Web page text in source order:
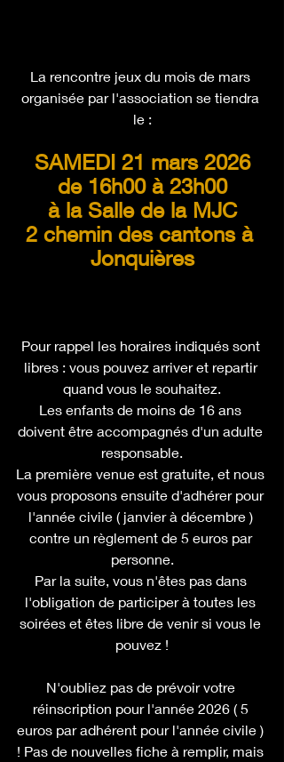
La rencontre jeux du mois de mars
organisée par l'association se tiendra
le :
SAMEDI 21 mars 2026
de 16h00 à 23h00
à la Salle de la MJC
2 chemin des cantons à
Jonquières
Pour rappel les horaires indiqués sont
libres : vous pouvez arriver et repartir
quand vous le souhaitez.
Les enfants de moins de 16 ans
doivent être accompagnés d'un adulte
responsable.
La première venue est gratuite, et nous
vous proposons ensuite d'adhérer pour
l'année civile ( janvier à décembre )
contre un règlement de 5 euros par
personne.
Par la suite, vous n'êtes pas dans
l'obligation de participer à toutes les
soirées et êtes libre de venir si vous le
pouvez !
N'oubliez pas de prévoir votre
réinscription pour l'année 2026 ( 5
euros par adhérent pour l'année civile )
! Pas de nouvelles fiche à remplir, mais